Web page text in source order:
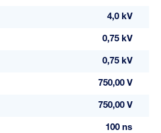
4,0 kV
0,75 kV
0,75 kV
750,00 V
750,00 V
100 ns